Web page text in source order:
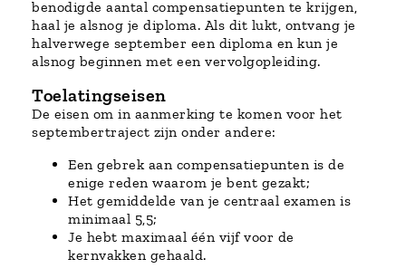
benodigde aantal compensatiepunten te krijgen,
haal je alsnog je diploma. Als dit lukt, ontvang je
halverwege september een diploma en kun je
alsnog beginnen met een vervolgopleiding.
Toelatingseisen
De eisen om in aanmerking te komen voor het
septembertraject zijn onder andere:
Een gebrek aan compensatiepunten is de
enige reden waarom je bent gezakt;
Het gemiddelde van je centraal examen is
minimaal 5,5;
Je hebt maximaal één vijf voor de
kernvakken gehaald.